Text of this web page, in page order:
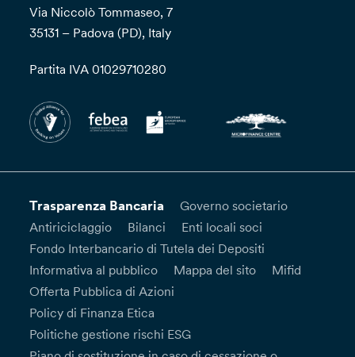
Via Niccolò Tommaseo, 7
35131 – Padova (PD), Italy
Partita IVA 01029710280
Trasparenza Bancaria
Governo societario
Antiriciclaggio
Bilanci
Enti locali soci
Fondo Interbancario di Tutela dei Depositi
Informativa al pubblico
Mappa del sito
Mifid
Offerta Pubblica di Azioni
Policy di Finanza Etica
Politiche gestione rischi ESG